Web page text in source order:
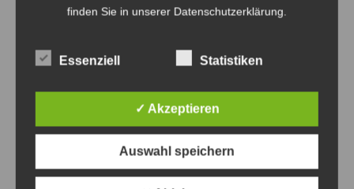
finden Sie in unserer Datenschutzerklärung.
Essenziell Statistiken
✓ Akzeptieren
Auswahl speichern